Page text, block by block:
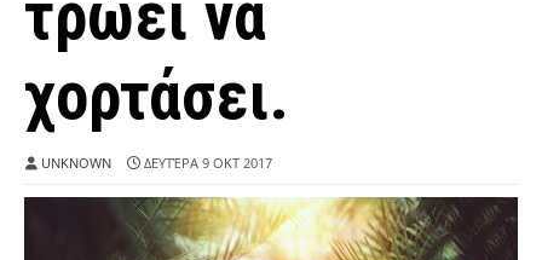
τρώει να
χορτάσει.
UNKNOWN ΔΕΥΤΈΡΑ 9 ΟΚΤ 2017